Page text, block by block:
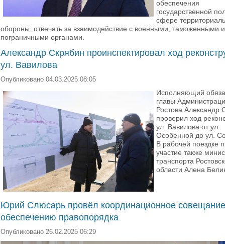
обеспечения
государственной
сфере
обороны, отвечать за взаимодействие с военными, таможенными и
пограничными органами.
Александр Скрябин проинспектировал ход
ул. Вавилова
Опубликовано 04.03.2025 08:05
Исполняющий
главы
Ростова Александр
проверил ход
ул. Вавилова от ул.
Особенной до ул.
В рабочей поездке
участие также
транспорта
области Алена
Юрий Слюсарь провёл координационное
обеспечению правопорядка
Опубликовано 26.02.2025 06:29